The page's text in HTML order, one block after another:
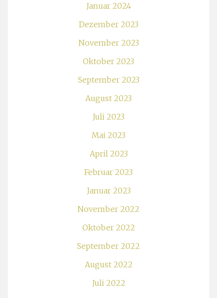
Januar 2024
Dezember 2023
November 2023
Oktober 2023
September 2023
August 2023
Juli 2023
Mai 2023
April 2023
Februar 2023
Januar 2023
November 2022
Oktober 2022
September 2022
August 2022
Juli 2022